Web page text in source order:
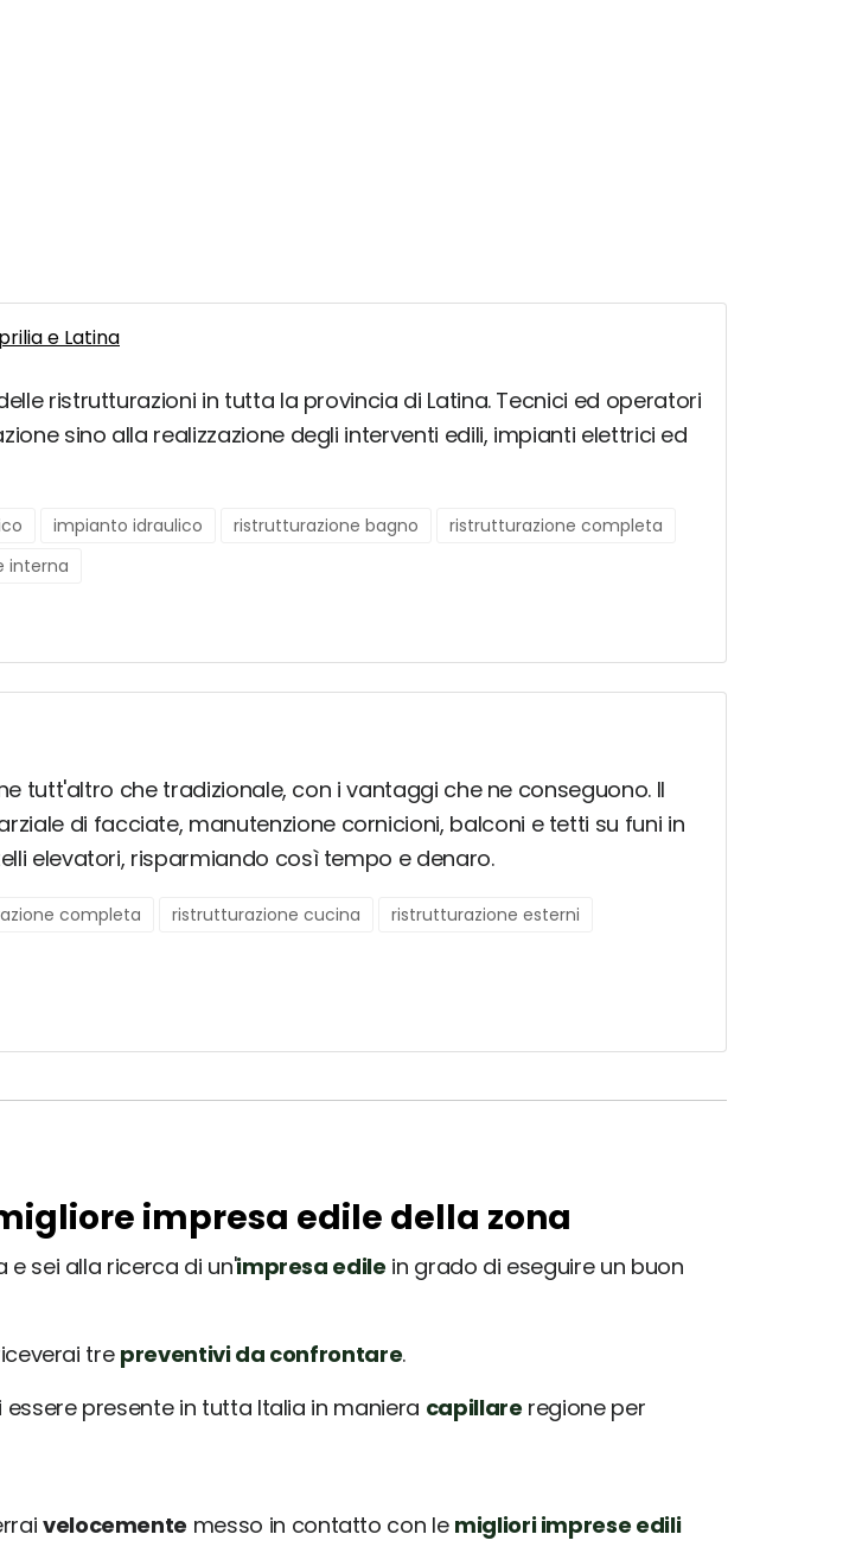
e Latina
ristrutturazioni in tutta la provincia di Latina. Tecnici ed operatori
sino alla realizzazione degli interventi edili, impianti elettrici ed
impianto idraulico ristrutturazione bagno
ristrutturazione completa
interna
tutt'altro che tradizionale, con i vantaggi che ne conseguono. Il
di facciate, manutenzione cornicioni, balconi e tetti su funi in
elevatori, risparmiando così tempo e denaro.
completa ristrutturazione cucina
ristrutturazione esterni
impresa edile della zona
e sei alla ricerca di un'impresa edile in grado di eseguire un buon
tre preventivi da confrontare.
essere presente in tutta Italia in maniera capillare regione per
velocemente messo in contatto con le migliori imprese edili